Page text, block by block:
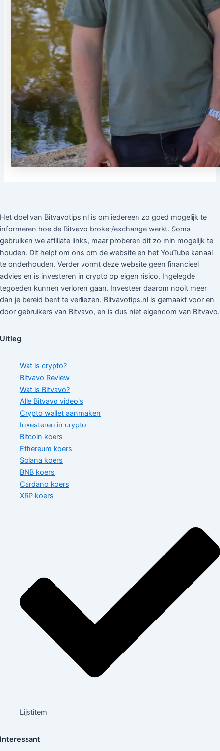
Het doel van Bitvavotips.nl is om iedereen zo goed mogelijk te
informeren hoe de Bitvavo broker/exchange werkt. Soms
gebruiken we affiliate links, maar proberen dit zo min mogelijk te
houden. Dit helpt om ons om de website en het YouTube kanaal
te onderhouden. Verder vormt deze website geen financieel
advies en is investeren in crypto op eigen risico. Ingelegde
tegoeden kunnen verloren gaan. Investeer daarom nooit meer
dan je bereid bent te verliezen. Bitvavotips.nl is gemaakt voor en
door gebruikers van Bitvavo, en is dus niet eigendom van Bitvavo.
Uitleg
Wat is crypto?
Bitvavo Review
Wat is Bitvavo?
Alle Bitvavo video's
Crypto wallet aanmaken
Investeren in crypto
Bitcoin koers
Ethereum koers
Solana koers
BNB koers
Cardano koers
XRP koers
Lijstitem
Interessant